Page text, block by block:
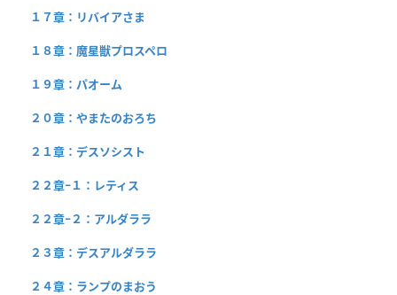
１７章：リバイアさま
１８章：魔星獣プロスペロ
１９章：パオーム
２０章：やまたのおろち
２１章：デスソシスト
２２章−１：レティス
２２章−２：アルダララ
２３章：デスアルダララ
２４章：ランプのまおう